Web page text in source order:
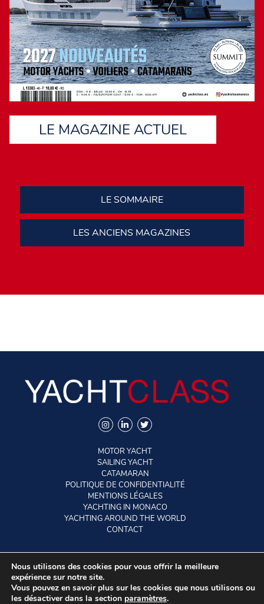
LE MAGAZINE ACTUEL
LE SOMMAIRE
LES ANCIENS MAGAZINES
MOTOR YACHT
SAILING YACHT
CATAMARAN
POLITIQUE DE CONFIDENTIALITÉ
MENTIONS LÉGALES
YACHTING IN MONACO
YACHTING AROUND THE WORLD
CONTACT
©2026 YACHTCLASS. All rights reserved.
Nous utilisons des cookies pour vous offrir la meilleure
expérience sur notre site.
Vous pouvez en savoir plus sur les cookies que nous utilisons ou
les désactiver dans la section paramètres.